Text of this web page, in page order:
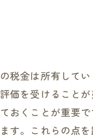
金は所有して
を受けること
くことが重要
す。これらの点